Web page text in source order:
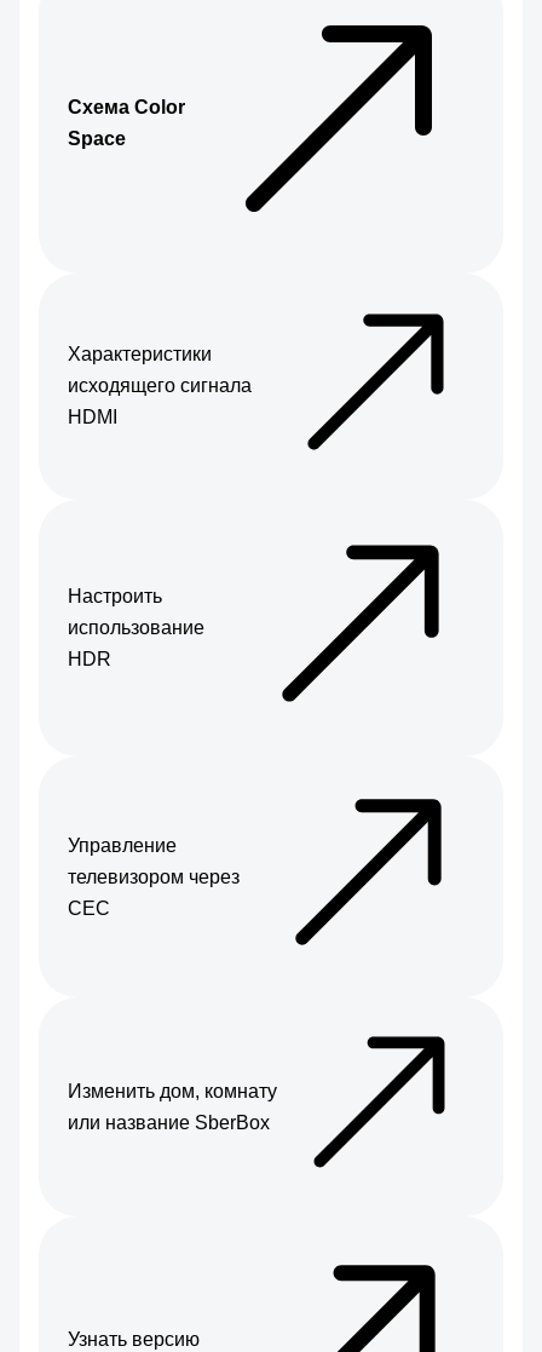
Схема Color
Space
Характеристики
исходящего сигнала
HDMI
Настроить
использование
HDR
Управление
телевизором через
CEC
Изменить дом, комнату
или название SberBox
Узнать версию